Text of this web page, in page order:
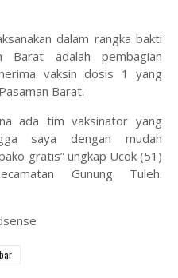
dalam rangka bakti
Barat adalah pembagian
vaksin dosis 1 yang
Barat.
ada tim vaksinator yang
saya dengan mudah
gratis” ungkap Ucok (51)
Gunung Tuleh.